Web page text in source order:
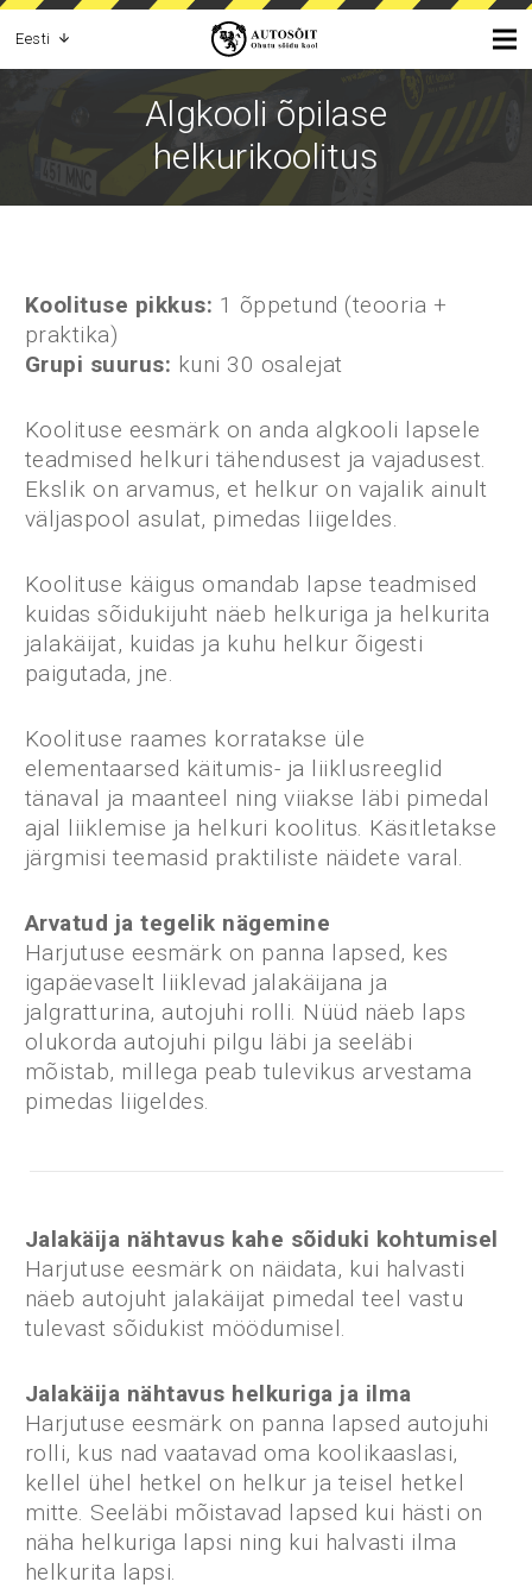
Eesti
Algkooli õpilase
helkurikoolitus
Koolituse pikkus: 1 õppetund (teooria +
praktika)
Grupi suurus: kuni 30 osalejat
Koolituse eesmärk on anda algkooli lapsele
teadmised helkuri tähendusest ja vajadusest.
Ekslik on arvamus, et helkur on vajalik ainult
väljaspool asulat, pimedas liigeldes.
Koolituse käigus omandab lapse teadmised
kuidas sõidukijuht näeb helkuriga ja helkurita
jalakäijat, kuidas ja kuhu helkur õigesti
paigutada, jne.
Koolituse raames korratakse üle
elementaarsed käitumis- ja liiklusreeglid
tänaval ja maanteel ning viiakse läbi pimedal
ajal liiklemise ja helkuri koolitus. Käsitletakse
järgmisi teemasid praktiliste näidete varal.
Arvatud ja tegelik nägemine
Harjutuse eesmärk on panna lapsed, kes
igapäevaselt liiklevad jalakäijana ja
jalgratturina, autojuhi rolli. Nüüd näeb laps
olukorda autojuhi pilgu läbi ja seeläbi
mõistab, millega peab tulevikus arvestama
pimedas liigeldes.
Jalakäija nähtavus kahe sõiduki kohtumisel
Harjutuse eesmärk on näidata, kui halvasti
näeb autojuht jalakäijat pimedal teel vastu
tulevast sõidukist möödumisel.
Jalakäija nähtavus helkuriga ja ilma
Harjutuse eesmärk on panna lapsed autojuhi
rolli, kus nad vaatavad oma koolikaaslasi,
kellel ühel hetkel on helkur ja teisel hetkel
mitte. Seeläbi mõistavad lapsed kui hästi on
näha helkuriga lapsi ning kui halvasti ilma
helkurita lapsi.